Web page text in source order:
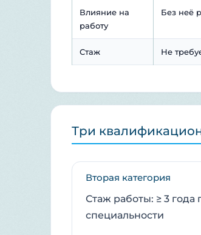
Влияние на
работу
Без неё
Стаж Не
Три
Вторая категория
Стаж работы: ≥ 3 года
специальности